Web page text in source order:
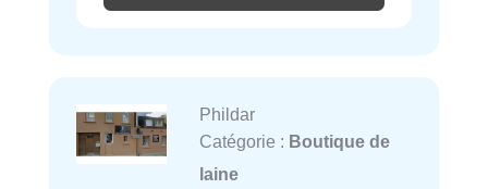
Phildar
Catégorie : Boutique de
laine